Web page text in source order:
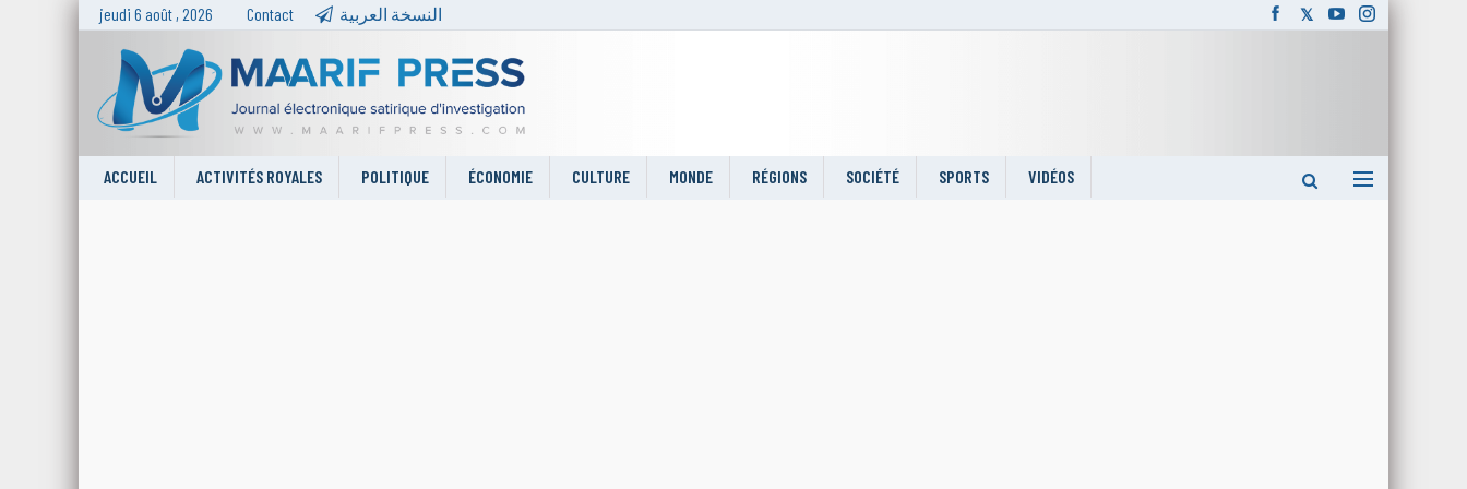
jeudi 6 août , 2026 Contact النسخة العربية
ACCUEIL ACTIVITÉS ROYALES POLITIQUE ÉCONOMIE CULTURE MONDE RÉGIONS SOCIÉTÉ SPORTS VIDÉOS